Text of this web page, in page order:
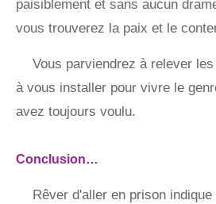
paisiblement et sans aucun
vous trouverez la paix et le
Vous parviendrez à relever
à vous installer pour vivre le
avez toujours voulu.
Conclusion…
Rêver d'aller en prison